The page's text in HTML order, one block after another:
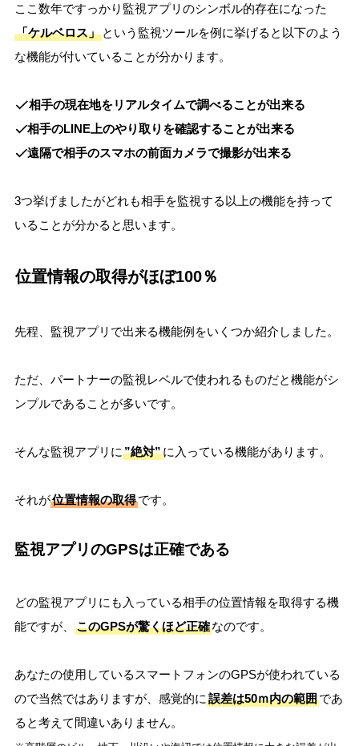
ここ数年ですっかり監視アプリのシンボル的存在になった
「ケルベロス」という監視ツールを例に挙げると以下のよう
な機能が付いていることが分かります。
相手の現在地をリアルタイムで調べることが出来る
相手のLINE上のやり取りを確認することが出来る
遠隔で相手のスマホの前面カメラで撮影が出来る
3つ挙げましたがどれも相手を監視する以上の機能を持って
いることが分かると思います。
位置情報の取得がほぼ100％
先程、監視アプリで出来る機能例をいくつか紹介しました。
ただ、パートナーの監視レベルで使われるものだと機能がシ
ンプルであることが多いです。
そんな監視アプリに ”絶対”に入っている機能があります。
それが位置情報の取得です。
監視アプリのGPSは正確である
どの監視アプリにも入っている相手の位置情報を取得する機
能ですが、
このGPSが驚くほど正確なのです。
あなたの使用しているスマートフォンのGPSが使われている
ので当然ではありますが、感覚的に 誤差は50ｍ内の範囲であ
ると考えて間違いありません。